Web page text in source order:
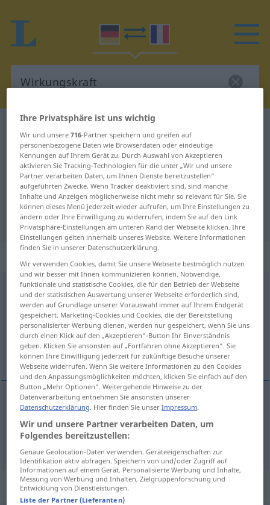
Deutsch-Französisch Übersetzung
für "Wirkungskraft"
"Wirkungskraft" Französisch
Übersetzung
: Femininum
Wirkungskraft f
Übersicht aller Übersetzungen
(Für mehr Details die Übersetzung anklicken/antippen)
efficacité, vertu
efficacitéf Wirkungskraft
vertuf Wirkungskraft eines Medikaments
Synonyme für "Wirkungskraft"
Ihre Privatsphäre ist uns wichtig
Wir und unsere716-Partner speichern und greifen auf
personenbezogene Daten wie Browserdaten oder eindeutige
Kennungen auf Ihrem Gerät zu. Durch Auswahl von Akzeptieren
aktivieren Sie Tracking-Technologien für die unter „Wir und unsere
Partner verarbeiten Daten, um Ihnen Dienste bereitzustellen“
aufgeführten Zwecke. Wenn Tracker deaktiviert sind, sind manche
Inhalte und Anzeigen möglicherweise nicht mehr so relevant für Sie. Sie
können dieses Menü jederzeit wieder aufrufen, um Ihre Einstellungen zu
ändern oder Ihre Einwilligung zu widerrufen, indem Sie auf den Link
Privatsphäre-Einstellungen am unteren Rand der Webseite klicken. Ihre
Einstellungen gelten innerhalb unseres Website. Weitere Informationen
finden Sie in unserer Datenschutzerklärung.
Wir verwenden Cookies, damit Sie unsere Webseite bestmöglich nutzen
und wir besser mit Ihnen kommunizieren können. Notwendige,
funktionale und statistische Cookies, die für den Betrieb der Webseite
und der statistischen Auswertung unserer Webseite erforderlich sind,
werden auf Grundlage unserer Vorauswahl immer auf Ihrem Endgerät
gespeichert. Marketing-Cookies und Cookies, die der Bereitstellung
personalisierter Werbung dienen, werden nur gespeichert, wenn Sie uns
durch einen Klick auf den „Akzeptieren“-Button Ihr Einverständnis
geben. Klicken Sie ansonsten auf „Fortfahren ohne Akzeptieren“. Sie
können Ihre Einwilligung jederzeit für zukünftige Besuche unserer
Webseite widerrufen. Wenn Sie weitere Informationen zu den Cookies
und den Anpassungsmöglichkeiten möchten, klicken Sie einfach auf den
Button „Mehr Optionen“. Weitergehende Hinweise zu der
Datenverarbeitung entnehmen Sie ansonsten unserer
Datenschutzerklärung. Hier finden Sie unserImpressum.
Wir und unsere Partner verarbeiten Daten, um
Folgendes bereitzustellen:
Genaue Geolocation-Daten verwenden. Geräteeigenschaften zur
Identifikation aktiv abfragen. Speichern von und/oder Zugriff auf
Informationen auf einem Gerät. Personalisierte Werbung und Inhalte,
Messung von Werbung und Inhalten, Zielgruppenforschung und
Entwicklung von Dienstleistungen.
Liste der Partner (Lieferanten)